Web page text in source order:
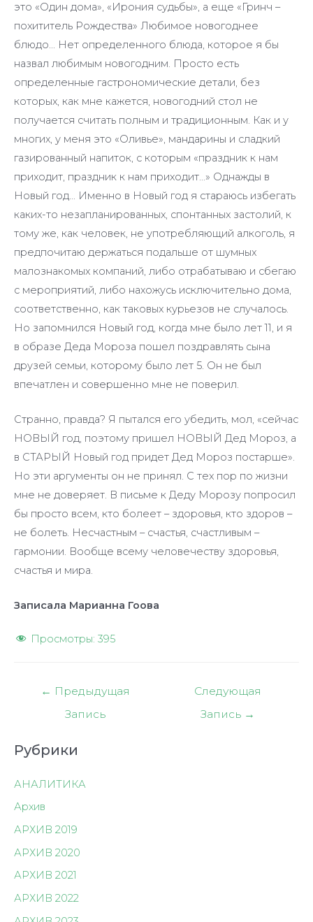
это «Один дома», «Ирония судьбы», а еще «Гринч –
похититель Рождества» Любимое новогоднее
блюдо… Нет определенного блюда, которое я бы
назвал любимым новогодним. Просто есть
определенные гастрономические детали, без
которых, как мне кажется, новогодний стол не
получается считать полным и традиционным. Как и у
многих, у меня это «Оливье», мандарины и сладкий
газированный напиток, с которым «праздник к нам
приходит, праздник к нам приходит…» Однажды в
Новый год… Именно в Новый год я стараюсь избегать
каких-то незапланированных, спонтанных застолий, к
тому же, как человек, не употребляющий алкоголь, я
предпочитаю держаться подальше от шумных
малознакомых компаний, либо отрабатываю и сбегаю
с мероприятий, либо нахожусь исключительно дома,
соответственно, как таковых курьезов не случалось.
Но запомнился Новый год, когда мне было лет 11, и я
в образе Деда Мороза пошел поздравлять сына
друзей семьи, которому было лет 5. Он не был
впечатлен и совершенно мне не поверил.
Странно, правда? Я пытался его убедить, мол, «сейчас
НОВЫЙ год, поэтому пришел НОВЫЙ Дед Мороз, а
в СТАРЫЙ Новый год придет Дед Мороз постарше».
Но эти аргументы он не принял. С тех пор по жизни
мне не доверяет. В письме к Деду Морозу попросил
бы просто всем, кто болеет – здоровья, кто здоров –
не болеть. Несчастным – счастья, счастливым –
гармонии. Вообще всему человечеству здоровья,
счастья и мира.
Записала Марианна Гоова
Просмотры: 395
Навигация
← Предыдущая
Запись
Следующая
Запись →
Рубрики
АНАЛИТИКА
Архив
АРХИВ 2019
АРХИВ 2020
АРХИВ 2021
АРХИВ 2022